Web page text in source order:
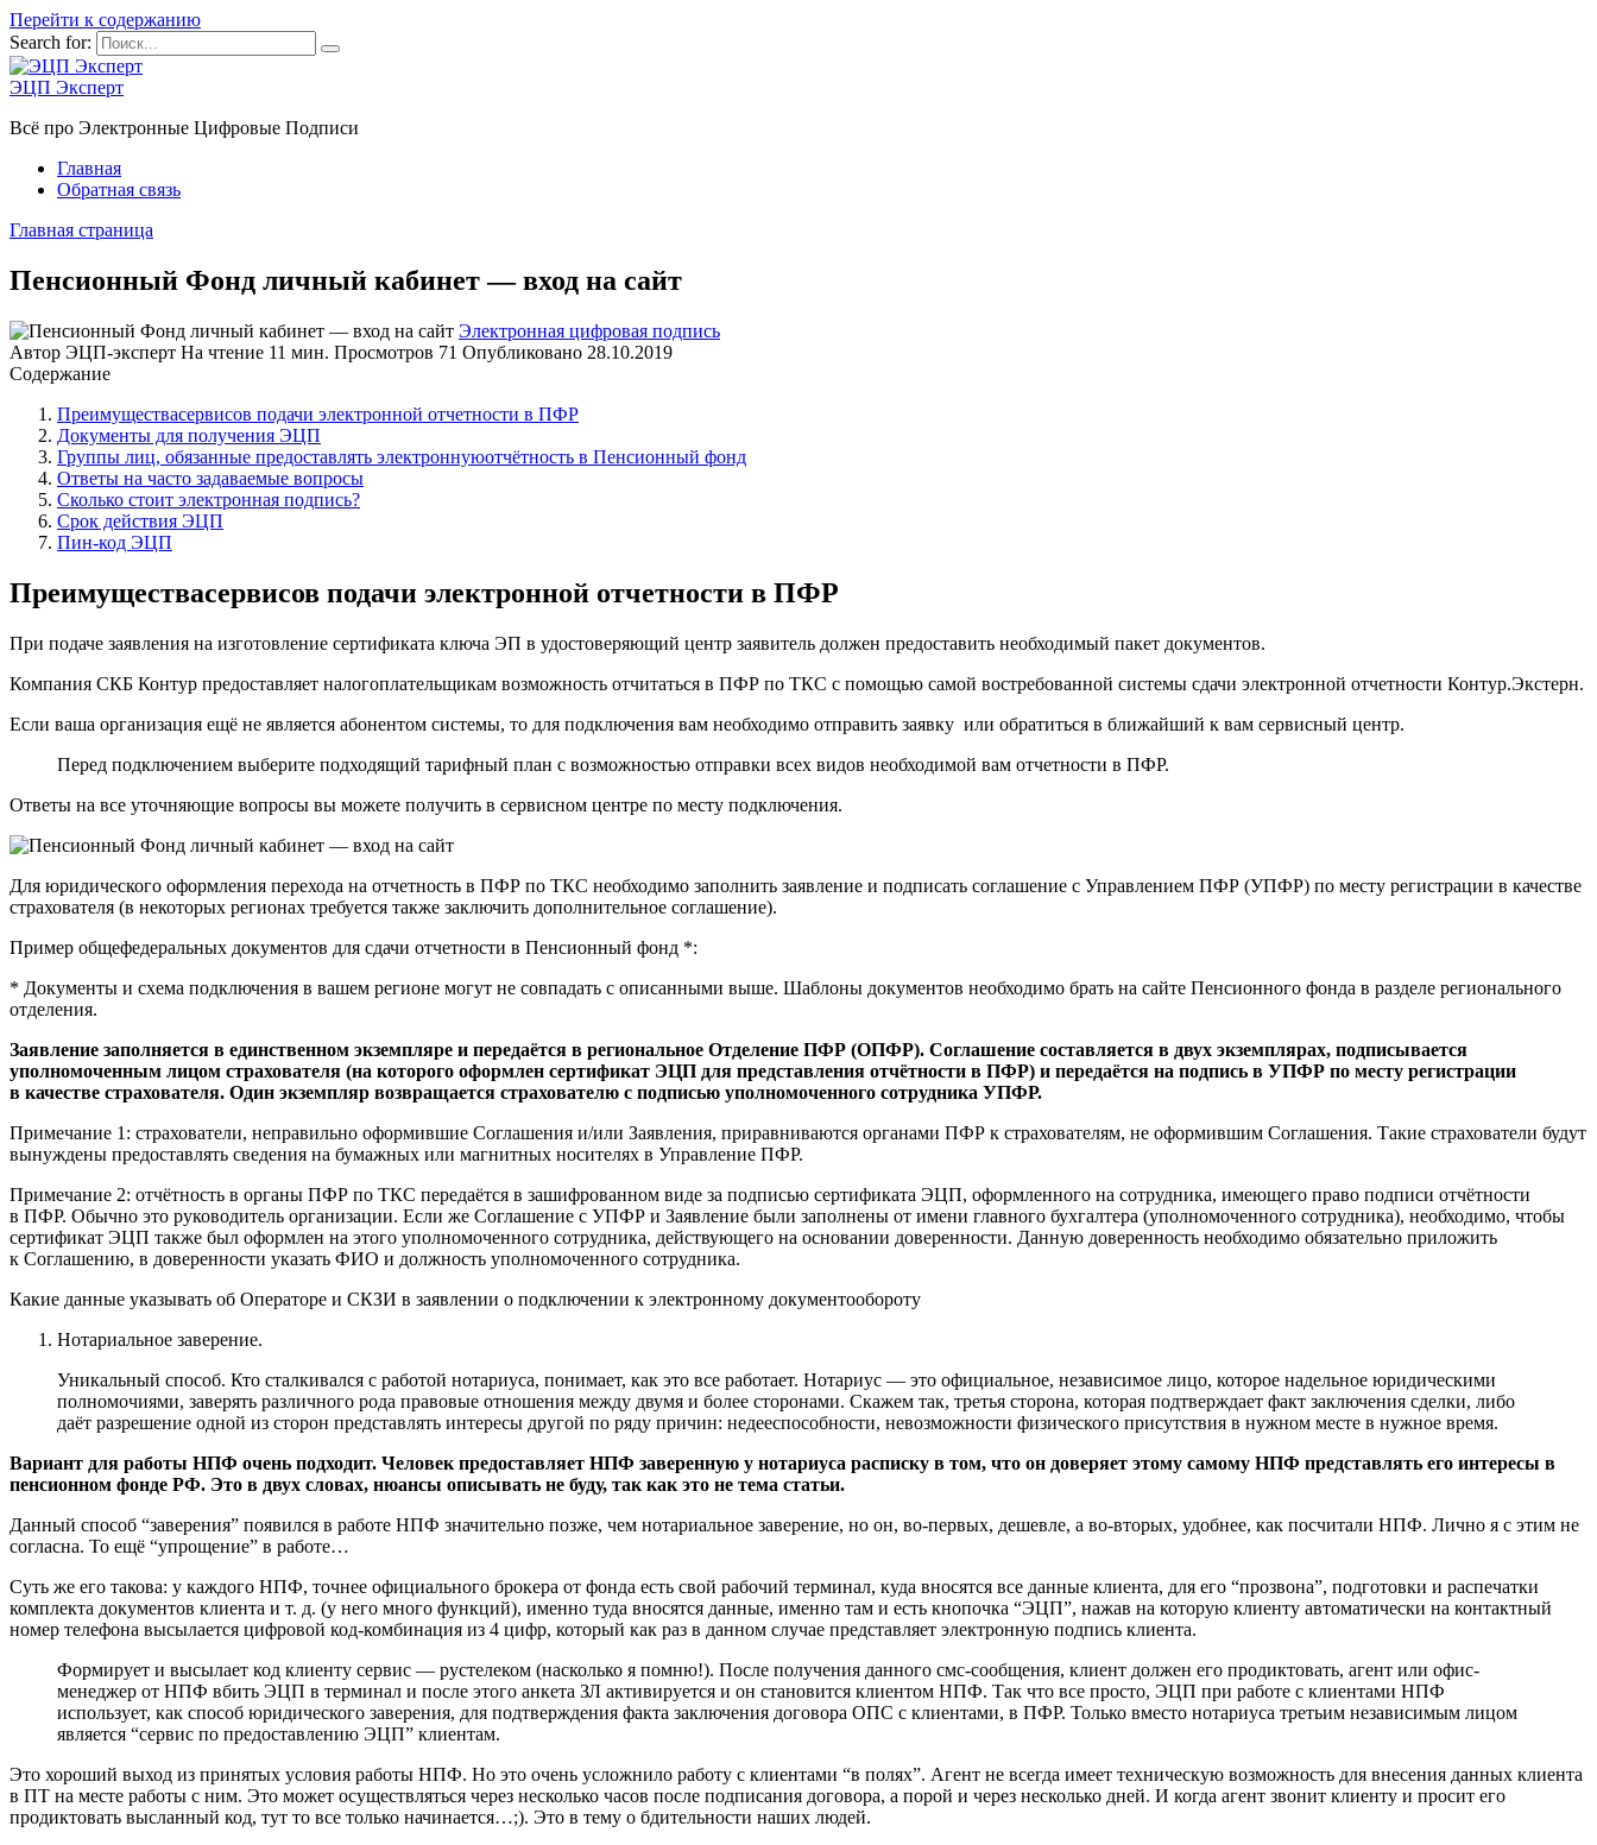
Перейти к содержанию
Search for:
ЭЦП Эксперт
Всё про Электронные Цифровые Подписи
Главная
Обратная связь
Главная страница
Пенсионный Фонд личный кабинет — вход на сайт
Электронная цифровая подпись
Автор ЭЦП-эксперт На чтение 11 мин. Просмотров 71 Опубликовано 28.10.2019
Содержание
Преимуществасервисов подачи электронной отчетности в ПФР
Документы для получения ЭЦП
Группы лиц, обязанные предоставлять электроннуюотчётность в Пенсионный фонд
Ответы на часто задаваемые вопросы
Сколько стоит электронная подпись?
Срок действия ЭЦП
Пин-код ЭЦП
Преимуществасервисов подачи электронной отчетности в ПФР
При подаче заявления на изготовление сертификата ключа ЭП в удостоверяющий центр заявитель должен предоставить необходимый пакет документов.
Компания СКБ Контур предоставляет налогоплательщикам возможность отчитаться в ПФР по ТКС с помощью самой востребованной системы сдачи электронной отчетности Контур.Экстерн.
Если ваша организация ещё не является абонентом системы, то для подключения вам необходимо отправить заявку или обратиться в ближайший к вам сервисный центр.
Перед подключением выберите подходящий тарифный план с возможностью отправки всех видов необходимой вам отчетности в ПФР.
Ответы на все уточняющие вопросы вы можете получить в сервисном центре по месту подключения.
Для юридического оформления перехода на отчетность в ПФР по ТКС необходимо заполнить заявление и подписать соглашение с Управлением ПФР (УПФР) по месту регистрации в качестве
страхователя (в некоторых регионах требуется также заключить дополнительное соглашение).
Пример общефедеральных документов для сдачи отчетности в Пенсионный фонд *:
* Документы и схема подключения в вашем регионе могут не совпадать с описанными выше. Шаблоны документов необходимо брать на сайте Пенсионного фонда в разделе регионального
отделения.
Заявление заполняется в единственном экземпляре и передаётся в региональное Отделение ПФР (ОПФР). Соглашение составляется в двух экземплярах, подписывается
уполномоченным лицом страхователя (на которого оформлен сертификат ЭЦП для представления отчётности в ПФР) и передаётся на подпись в УПФР по месту регистрации
в качестве страхователя. Один экземпляр возвращается страхователю с подписью уполномоченного сотрудника УПФР.
Примечание 1: страхователи, неправильно оформившие Соглашения и/или Заявления, приравниваются органами ПФР к страхователям, не оформившим Соглашения. Такие страхователи будут
вынуждены предоставлять сведения на бумажных или магнитных носителях в Управление ПФР.
Примечание 2: отчётность в органы ПФР по ТКС передаётся в зашифрованном виде за подписью сертификата ЭЦП, оформленного на сотрудника, имеющего право подписи отчётности
в ПФР. Обычно это руководитель организации. Если же Соглашение с УПФР и Заявление были заполнены от имени главного бухгалтера (уполномоченного сотрудника), необходимо, чтобы
сертификат ЭЦП также был оформлен на этого уполномоченного сотрудника, действующего на основании доверенности. Данную доверенность необходимо обязательно приложить
к Соглашению, в доверенности указать ФИО и должность уполномоченного сотрудника.
Какие данные указывать об Операторе и СКЗИ в заявлении о подключении к электронному документообороту
Нотариальное заверение.
Уникальный способ. Кто сталкивался с работой нотариуса, понимает, как это все работает. Нотариус — это официальное, независимое лицо, которое надельное юридическими
полномочиями, заверять различного рода правовые отношения между двумя и более сторонами. Скажем так, третья сторона, которая подтверждает факт заключения сделки, либо
даёт разрешение одной из сторон представлять интересы другой по ряду причин: недееспособности, невозможности физического присутствия в нужном месте в нужное время.
Вариант для работы НПФ очень подходит. Человек предоставляет НПФ заверенную у нотариуса расписку в том, что он доверяет этому самому НПФ представлять его интересы в
пенсионном фонде РФ. Это в двух словах, нюансы описывать не буду, так как это не тема статьи.
Данный способ “заверения” появился в работе НПФ значительно позже, чем нотариальное заверение, но он, во-первых, дешевле, а во-вторых, удобнее, как посчитали НПФ. Лично я с этим не
согласна. То ещё “упрощение” в работе…
Суть же его такова: у каждого НПФ, точнее официального брокера от фонда есть свой рабочий терминал, куда вносятся все данные клиента, для его “прозвона”, подготовки и распечатки
комплекта документов клиента и т. д. (у него много функций), именно туда вносятся данные, именно там и есть кнопочка “ЭЦП”, нажав на которую клиенту автоматически на контактный
номер телефона высылается цифровой код-комбинация из 4 цифр, который как раз в данном случае представляет электронную подпись клиента.
Формирует и высылает код клиенту сервис — рустелеком (насколько я помню!). После получения данного смс-сообщения, клиент должен его продиктовать, агент или офис-
менеджер от НПФ вбить ЭЦП в терминал и после этого анкета ЗЛ активируется и он становится клиентом НПФ. Так что все просто, ЭЦП при работе с клиентами НПФ
использует, как способ юридического заверения, для подтверждения факта заключения договора ОПС с клиентами, в ПФР. Только вместо нотариуса третьим независимым лицом
является “сервис по предоставлению ЭЦП” клиентам.
Это хороший выход из принятых условия работы НПФ. Но это очень усложнило работу с клиентами “в полях”. Агент не всегда имеет техническую возможность для внесения данных клиента
в ПТ на месте работы с ним. Это может осуществляться через несколько часов после подписания договора, а порой и через несколько дней. И когда агент звонит клиенту и просит его
продиктовать высланный код, тут то все только начинается…;). Это в тему о бдительности наших людей.